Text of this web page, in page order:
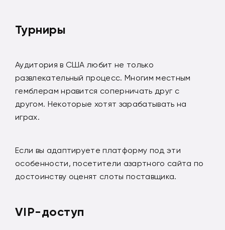
Турниры
Аудитория в США любит не только
развлекательный процесс. Многим местным
гемблерам нравится соперничать друг с
другом. Некоторые хотят зарабатывать на
играх.
Если вы адаптируете платформу под эти
особенности, посетители азартного сайта по
достоинству оценят слоты поставщика.
VIP-доступ